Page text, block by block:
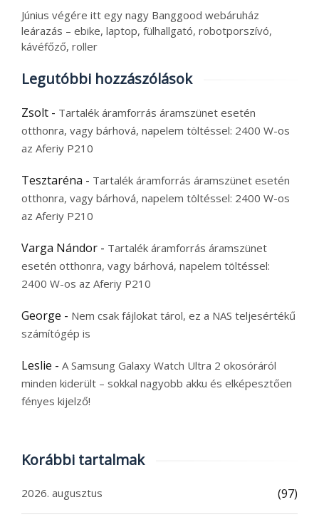
Június végére itt egy nagy Banggood webáruház
leárazás – ebike, laptop, fülhallgató, robotporszívó,
kávéfőző, roller
Legutóbbi hozzászólások
Zsolt - Tartalék áramforrás áramszünet esetén
otthonra, vagy bárhová, napelem töltéssel: 2400 W-os
az Aferiy P210
Tesztaréna - Tartalék áramforrás áramszünet esetén
otthonra, vagy bárhová, napelem töltéssel: 2400 W-os
az Aferiy P210
Varga Nándor - Tartalék áramforrás áramszünet
esetén otthonra, vagy bárhová, napelem töltéssel:
2400 W-os az Aferiy P210
George - Nem csak fájlokat tárol, ez a NAS teljesértékű
számítógép is
Leslie - A Samsung Galaxy Watch Ultra 2 okosóráról
minden kiderült – sokkal nagyobb akku és elképesztően
fényes kijelző!
Korábbi tartalmak
2026. augusztus (97)